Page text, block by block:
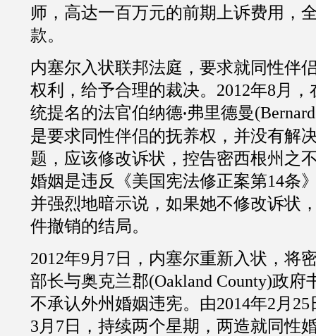
师，高达一百万元的前期上诉费用，
款。
内塞尔入状联邦法庭，要求就同性伴
权利，给予合理的裁决。 2012年8 月
统提名的法官伯纳德·弗里德曼(
是要求同性伴侣的抚养权，并没有解
题，应该修改诉状，控告密西根州之
婚姻是违反《美国宪法修正案第14条
并强烈地暗示说，如果她不修改诉状
件撤销的结局。
2012年9 月 7日，内塞尔重新入状，将
部长与奥克兰郡(Oakland County)政府
不承认外州婚姻违宪。由2014年2 月 25
3 月 7日，持续两个星期，两造就同性